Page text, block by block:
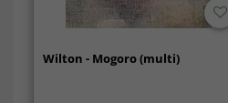
Wilton - Mogoro (multi)